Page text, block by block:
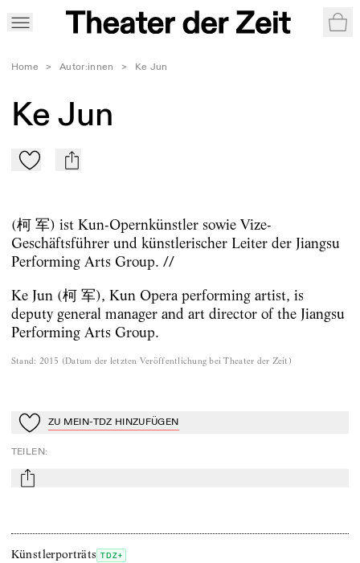
Home > Autor:innen > Ke Jun
Ke Jun
Zu Mein-TdZ hinzufügen
mail
(柯 军) ist Kun-Opernkünstler sowie Vize-
Geschäftsführer und künstlerischer Leiter der Jiangsu
Performing Arts Group. //
Ke Jun (柯 军), Kun Opera performing artist, is
deputy general manager and art director of the Jiangsu
Performing Arts Group.
Stand: 2015 (Datum der letzten Veröffentlichung bei Theater der Zeit )
Zu Mein-TdZ hinzufügen
ZU MEIN-TDZ HINZUFÜGEN
TEILEN:
mail
Künstlerporträts TDZ+